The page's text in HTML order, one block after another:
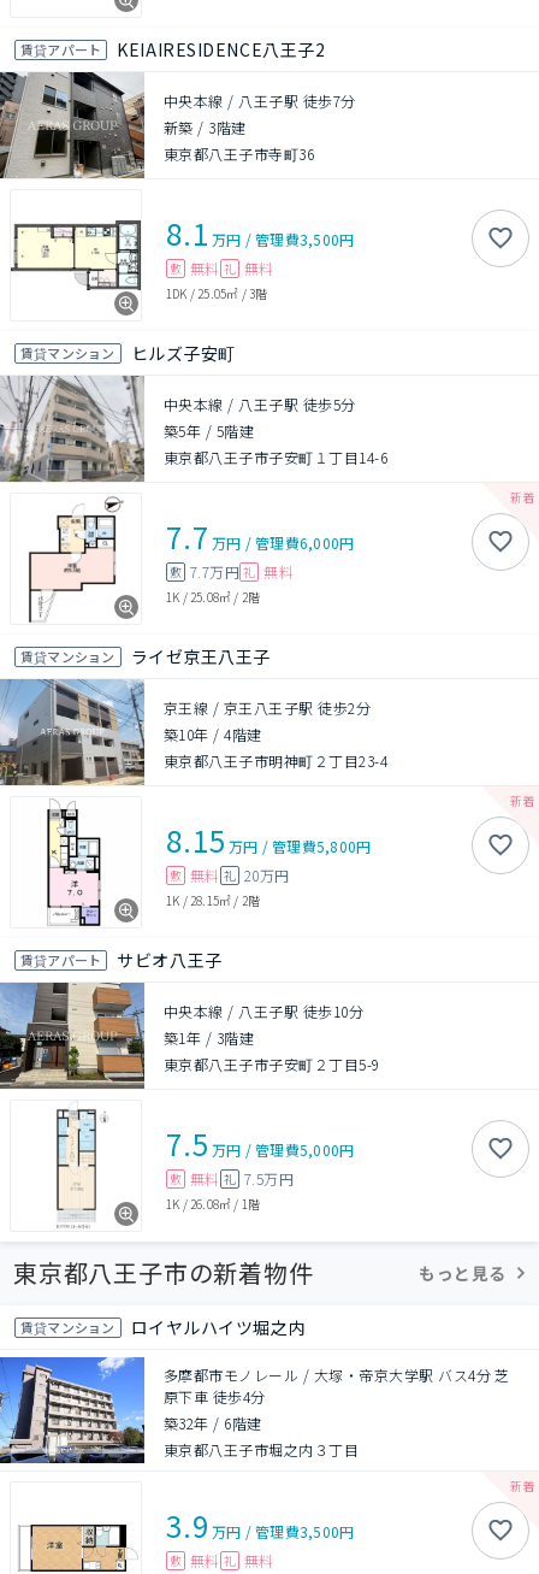
賃貸アパート KEIAIRESIDENCE八王子2
中央本線 / 八王子駅 徒歩7分
新築 / 3階建
東京都八王子市寺町36
8.1 万円 /管理費3,500円
敷 無料 礼 無料
1DK / 25.05㎡ /3階
賃貸マンション ヒルズ子安町
中央本線 / 八王子駅 徒歩5分
築5年 / 5階建
東京都八王子市子安町１丁目14-6
7.7 万円 /管理費6,000円
敷 7.7万円 礼 無料
1K / 25.08㎡ / 2階
賃貸マンション ライゼ京王八王子
京王線 / 京王八王子駅 徒歩2分
築10年 /4階建
東京都八王子市明神町２丁目23-4
8.15 万円 /管理費5,800円
敷 無料 礼 20万円
1K / 28.15㎡ / 2階
賃貸アパート サビオ八王子
中央本線 / 八王子駅 徒歩10分
築1年 / 3階建
東京都八王子市子安町２丁目5-9
7.5 万円 /管理費5,000円
敷 無料 礼 7.5万円
1K / 26.08㎡ / 1階
東京都八王子市の新着物件 もっと見る
賃貸マンション ロイヤルハイツ堀之内
多摩都市モノレール / 大塚・帝京大学駅 バス4分 芝
原下車 徒歩4分
築32年 / 6階建
東京都八王子市堀之内３丁目
3.9 万円 /管理費3,500円
敷 無料 礼 無料